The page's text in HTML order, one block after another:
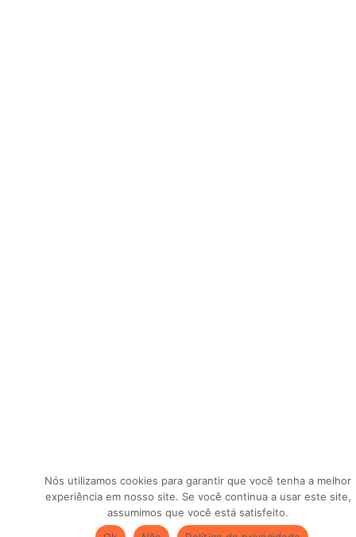
Nós utilizamos cookies para garantir que você tenha a melhor
experiência em nosso site. Se você continua a usar este site,
assumimos que você está satisfeito.